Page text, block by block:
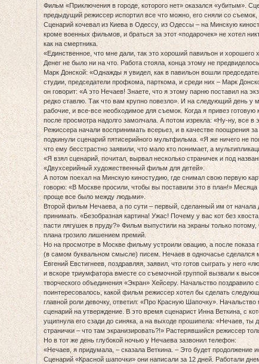
Фильм «Приключения в городе, которого нет» оказался «убитым».
предыдущий режиссер испортил все что можно, его сняли со
Сценарий кочевал из Киева в Одессу, из Одессы – на Минскую
кроме военных фильмов, и браться за этот «подарочек» не хотел
как на смертника.
«Единственное, что мне дали, так это хороший павильон и хорошего
Денег не было ни на что. Работа стояла, конца этому не
Марк Донской: «Однажды я увидел, как в павильон вошли
студии, председатели профкома, парткома, и среди них – Марк
он говорит: «А это Нечаев! Знаете, что я этому парню поставил на
редко ставлю. Так что вам крупно повезло». И на следующий день у
рабочие, и все-все необходимое для съемок. Когда я привез
после просмотра надолго замолчала. А потом изрекла: «Ну-ну, все в
Режиссера начали воспринимать всерьез, и в качестве поощрения
подкинули сценарий пятисерийного мультфильма. «Я же ничего не
что ему бесстрастно заявили, что мало кто понимает, а
«Я взял сценарий, почитал, вырвал несколько страничек и под
«Двухсерийный художественный фильм для детей».
А потом поехал на Минскую киностудию, где снимал свою первую
говорю: «В Москве просили, чтобы вы поставили это в план!»
проще все было между людьми».
Второй фильм Нечаева, а по сути – первый, сделанный им от начала
принимать. «Безобразная картина! Ужас! Почему у вас кот без
пасти лягушек в пруду?» Фильм выпустили на экраны только
плана грозило лишением премий.
Но на просмотре в Москве фильму устроили овацию, а после показа
(в самом буквальном смысле) писем. Нечаев в одночасье сделался
Евгений Евстигнеев, поздравляя, заявил, что готов сыграть у него
и вскоре триумфатора вместе со съемочной группой вызвали к
творческого объединения «Экран» Хейсеру. Начальство поздравило
поинтересовалось, какой фильм режиссер хотел бы сделать
главной роли девочку, ответил: «Про Красную Шапочку».
сценарий на утверждение. В это время сценарист Инна Веткина, с
ущипнула его сзади до синяка, а на выходе прошипела: «Нечаев, ты
странички – что там экранизировать?!» Растерявшийся режиссер
Но в тот же день глубокой ночью у Нечаева зазвонил телефон:
«Нечаев, я придумала, – сказала Веткина. – Это будет продолжение
Сценарий «Красной шапочки» они написали за 12 дней. Работали